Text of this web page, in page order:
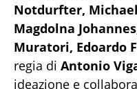
Notdurfter,
Magdolna
Muratori, Edoardo
regia di Antonio
ideazione e